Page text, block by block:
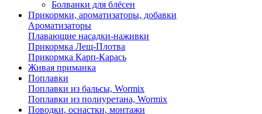
Болванки для блёсен
Прикормки, ароматизаторы, добавки
Ароматизаторы
Плавающие насадки-наживки
Прикормка Лещ-Плотва
Прикормка Карп-Карась
Живая приманка
Поплавки
Поплавки из бальсы, Wormix
Поплавки из полиуретана, Wormix
Поводки, оснастки, монтажи